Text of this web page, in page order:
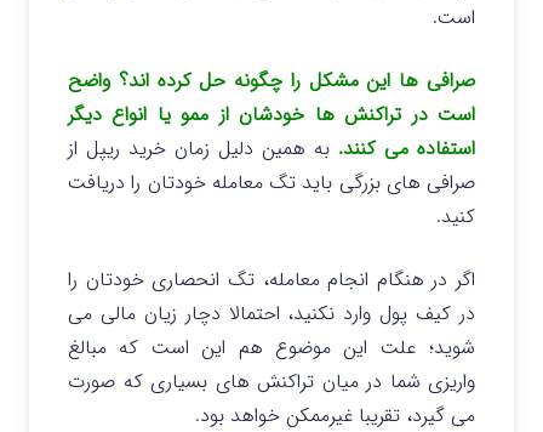
است.
صرافی ها این مشکل را چگونه حل کرده اند؟ واضح
است در تراکنش ها خودشان از ممو یا انواع دیگر
استفاده می کنند. به همین دلیل زمان خرید ریپل از
صرافی های بزرگی باید تگ معامله خودتان را دریافت
کنید.
اگر در هنگام انجام معامله، تگ انحصاری خودتان را
در کیف پول وارد نکنید، احتمالا دچار زیان مالی می
شوید؛ علت این موضوع هم این است که مبالغ
واریزی شما در میان تراکنش های بسیاری که صورت
می گیرد، تقریبا غیرممکن خواهد بود.